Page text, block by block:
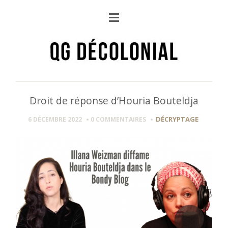
Droit de réponse d’Houria Bouteldja
6 DÉCEMBRE 2022 0 COMMENTAIRES DÉCRYPTAGE